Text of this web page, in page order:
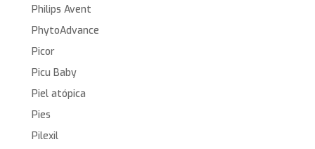
Philips Avent
PhytoAdvance
Picor
Picu Baby
Piel atópica
Pies
Pilexil